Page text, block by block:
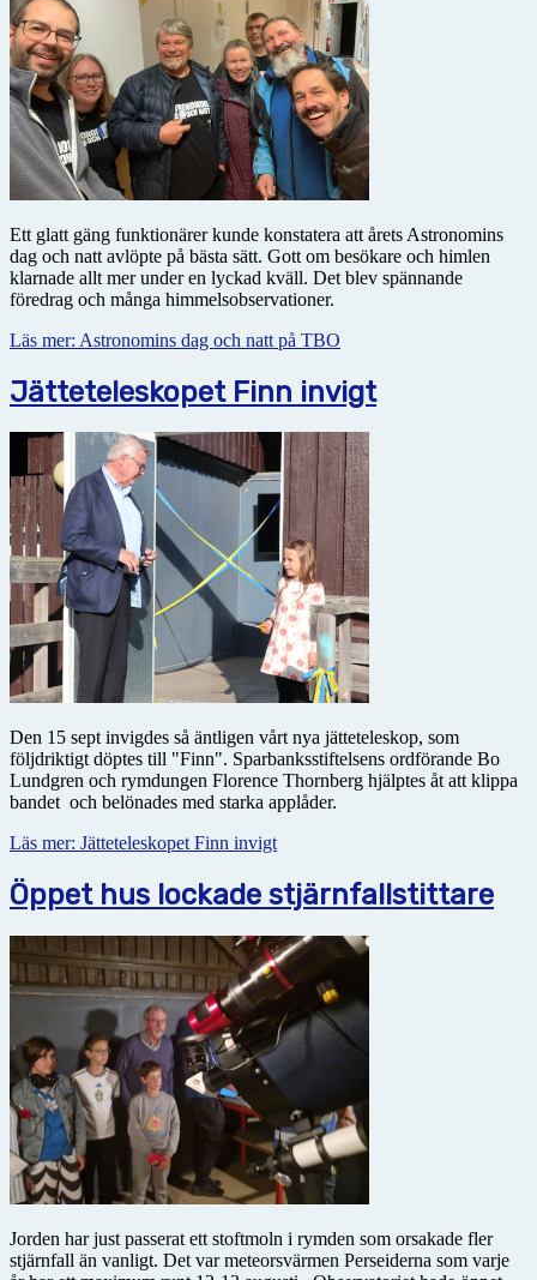
Ett glatt gäng funktionärer kunde konstatera att årets Astronomins
dag och natt avlöpte på bästa sätt. Gott om besökare och himlen
klarnade allt mer under en lyckad kväll. Det blev spännande
föredrag och många himmelsobservationer.
Läs mer: Astronomins dag och natt på TBO
Jätteteleskopet Finn invigt
Den 15 sept invigdes så äntligen vårt nya jätteteleskop, som
följdriktigt döptes till "Finn". Sparbanksstiftelsens ordförande Bo
Lundgren och rymdungen Florence Thornberg hjälptes åt att klippa
bandet och belönades med starka applåder.
Läs mer: Jätteteleskopet Finn invigt
Öppet hus lockade stjärnfallstittare
Jorden har just passerat ett stoftmoln i rymden som orsakade fler
stjärnfall än vanligt. Det var meteor­svärmen Perseiderna som varje